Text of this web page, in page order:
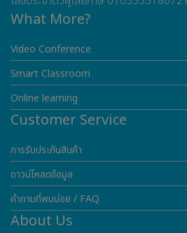
What More?
Video Conference
Smart Classroom
Online learning
Customer Service
การรับประกันสินค้า
ดาวน์โหลดข้อมูล
คำถามที่พบบ่อย / FAQ
About Us